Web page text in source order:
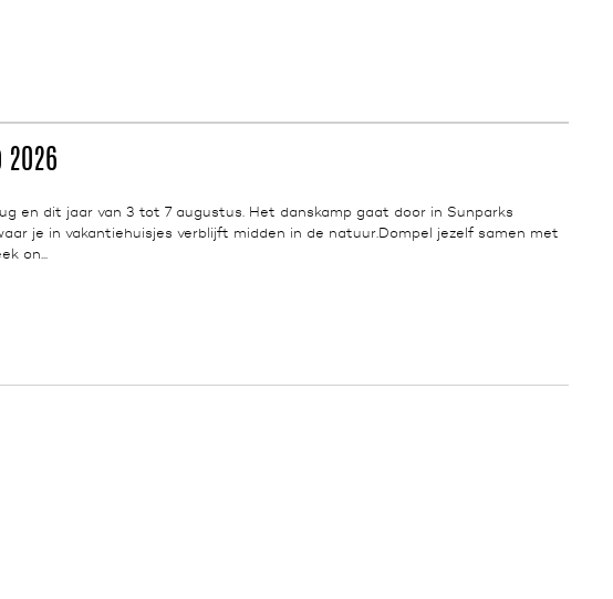
2026
en dit jaar van 3 tot 7 augustus. Het danskamp gaat door in Sunparks
je in vakantiehuisjes verblijft midden in de natuur.Dompel jezelf samen met
on...